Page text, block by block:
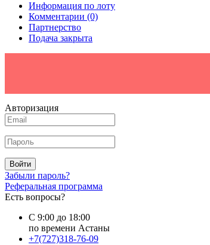
Информация по лоту
Комментарии (0)
Партнерство
Подача закрыта
Авторизация
Войти
Забыли пароль?
Реферальная программа
Есть вопросы?
С 9:00 до 18:00
по времени Астаны
+7(727)318-76-09